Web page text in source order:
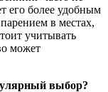
его более удобным
в местах,
учитывать
может
выбор?